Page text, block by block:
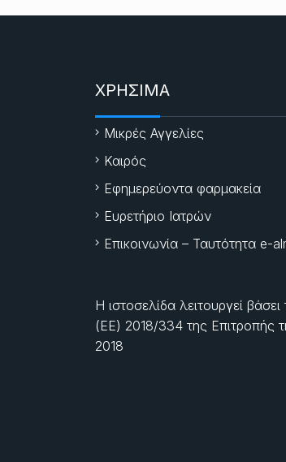
ΧΡΗΣΙΜΑ
Μικρές Αγγελίες
Καιρός
Εφημερεύοντα φαρμακεία
Ευρετήριο Ιατρών
Επικοινωνία – Ταυτότητα e-
Η ιστοσελίδα λειτουργεί
(ΕΕ) 2018/334 της Επιτροπής
2018